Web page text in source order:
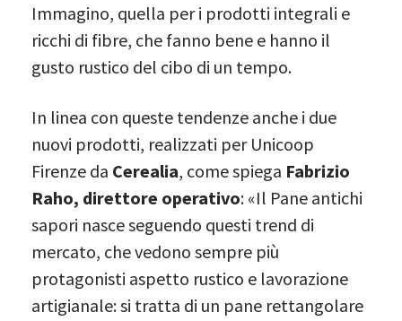
Immagino, quella per i prodotti integrali e
ricchi di fibre, che fanno bene e hanno il
gusto rustico del cibo di un tempo.
In linea con queste tendenze anche i due
nuovi prodotti, realizzati per Unicoop
Firenze da Cerealia, come spiega Fabrizio
Raho, direttore operativo: «Il Pane antichi
sapori nasce seguendo questi trend di
mercato, che vedono sempre più
protagonisti aspetto rustico e lavorazione
artigianale: si tratta di un pane rettangolare